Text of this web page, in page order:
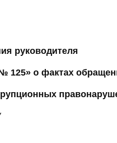
руководителя
125» о фактах